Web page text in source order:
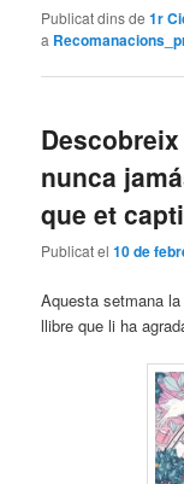
Publicat dins de 1r
a
nunca
que et
Publicat el10 de
Aquesta setmana
llibre que li ha